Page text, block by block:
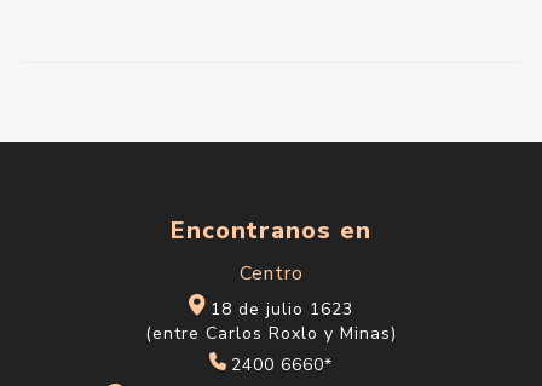
Encontranos en
Centro
18 de julio 1623
(entre Carlos Roxlo y Minas)
2400 6660*